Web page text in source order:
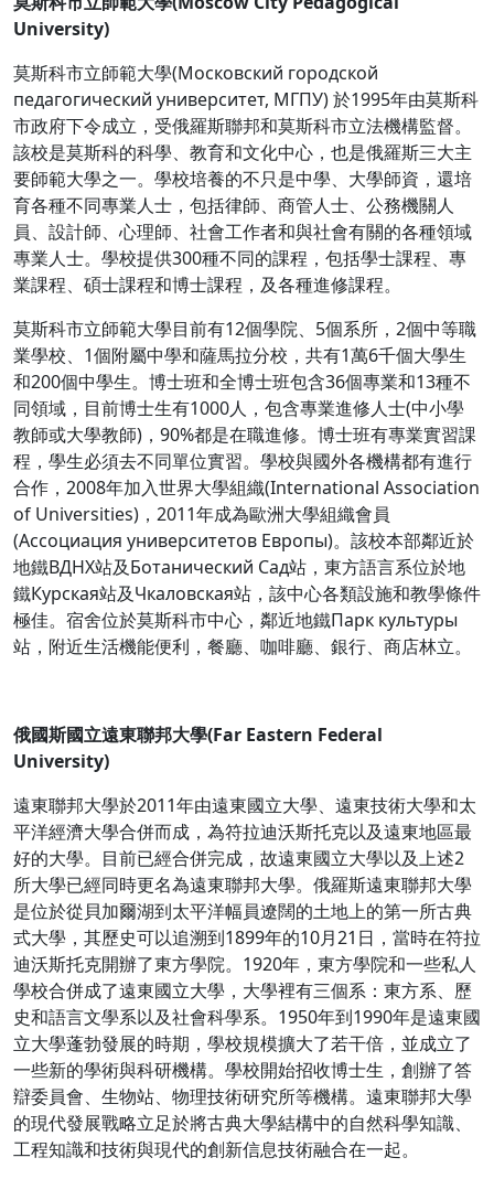
University)
莫斯科市立師範大學(Московский городской
педагогический университет, МГПУ) 於1995年由莫斯科
市政府下令成立，受俄羅斯聯邦和莫斯科市立法機構監督。
該校是莫斯科的科學、教育和文化中心，也是俄羅斯三大主
要師範大學之一。學校培養的不只是中學、大學師資，還培
育各種不同專業人士，包括律師、商管人士、公務機關人
員、設計師、心理師、社會工作者和與社會有關的各種領域
專業人士。學校提供300種不同的課程，包括學士課程、專
業課程、碩士課程和博士課程，及各種進修課程。
莫斯科市立師範大學目前有12個學院、5個系所，2個中等職
業學校、1個附屬中學和薩馬拉分校，共有1萬6千個大學生
和200個中學生。博士班和全博士班包含36個專業和13種不
同領域，目前博士生有1000人，包含專業進修人士(中小學
教師或大學教師)，90%都是在職進修。博士班有專業實習課
程，學生必須去不同單位實習。學校與國外各機構都有進行
合作，2008年加入世界大學組織(International Association
of Universities)，2011年成為歐洲大學組織會員
(Ассоциация университетов Европы)。該校本部鄰近於
地鐵ВДНХ站及Ботанический Сад站，東方語言系位於地
鐵Курская站及Чкаловская站，該中心各類設施和教學條件
極佳。宿舍位於莫斯科市中心，鄰近地鐵Парк культуры
站，附近生活機能便利，餐廳、咖啡廳、銀行、商店林立。
俄國斯國立遠東聯邦大學(Far Eastern Federal
University)
遠東聯邦大學於2011年由遠東國立大學、遠東技術大學和太
平洋經濟大學合併而成，為符拉迪沃斯托克以及遠東地區最
好的大學。目前已經合併完成，故遠東國立大學以及上述2
所大學已經同時更名為遠東聯邦大學。俄羅斯遠東聯邦大學
是位於從貝加爾湖到太平洋幅員遼闊的土地上的第一所古典
式大學，其歷史可以追溯到1899年的10月21日，當時在符拉
迪沃斯托克開辦了東方學院。1920年，東方學院和一些私人
學校合併成了遠東國立大學，大學裡有三個系：東方系、歷
史和語言文學系以及社會科學系。1950年到1990年是遠東國
立大學蓬勃發展的時期，學校規模擴大了若干倍，並成立了
一些新的學術與科研機構。學校開始招收博士生，創辦了答
辯委員會、生物站、物理技術研究所等機構。遠東聯邦大學
的現代發展戰略立足於將古典大學結構中的自然科學知識、
工程知識和技術與現代的創新信息技術融合在一起。